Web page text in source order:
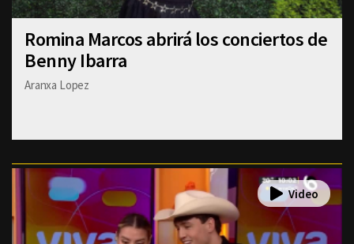
Romina Marcos abrirá los conciertos de
Benny Ibarra
Aranxa Lopez